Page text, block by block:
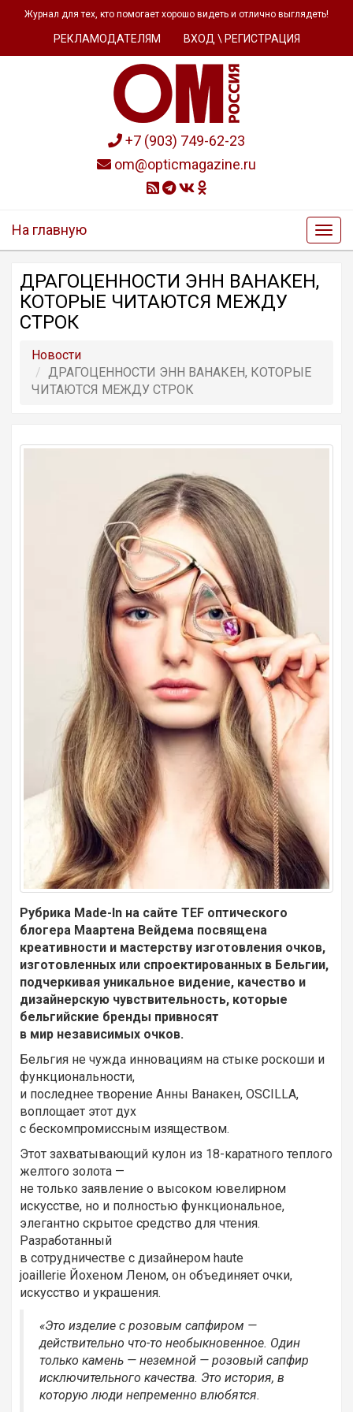
Журнал для тех, кто помогает хорошо видеть и отлично выглядеть!
РЕКЛАМОДАТЕЛЯМ ВХОД \ РЕГИСТРАЦИЯ
+7 (903) 749-62-23
om@opticmagazine.ru
На главную
ДРАГОЦЕННОСТИ ЭНН ВАНАКЕН,
КОТОРЫЕ ЧИТАЮТСЯ МЕЖДУ
СТРОК
Новости
ДРАГОЦЕННОСТИ ЭНН ВАНАКЕН, КОТОРЫЕ
ЧИТАЮТСЯ МЕЖДУ СТРОК
Рубрика Made-In на сайте TEF оптического
блогера Маартена Вейдема посвящена
креативности и мастерству изготовления очков,
изготовленных или спроектированных в Бельгии,
подчеркивая уникальное видение, качество и
дизайнерскую чувствительность, которые
бельгийские бренды привносят
в мир независимых очков.
Бельгия не чужда инновациям на стыке роскоши и
функциональности,
и последнее творение Анны Ванакен, OSCILLA,
воплощает этот дух
с бескомпромиссным изяществом.
Этот захватывающий кулон из 18-каратного теплого
желтого золота —
не только заявление о высоком ювелирном
искусстве, но и полностью функциональное,
элегантно скрытое средство для чтения.
Разработанный
в сотрудничестве с дизайнером haute
joaillerie Йохеном Леном, он объединяет очки,
искусство и украшения.
«Это изделие с розовым сапфиром —
действительно что-то необыкновенное. Один
только камень — неземной — розовый сапфир
исключительного качества. Это история, в
которую люди непременно влюбятся.